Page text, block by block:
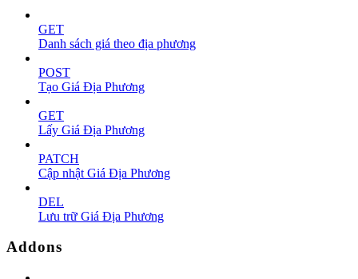
GET
Danh sách giá theo địa phương
POST
Tạo Giá Địa Phương
GET
Lấy Giá Địa Phương
PATCH
Cập nhật Giá Địa Phương
DEL
Lưu trữ Giá Địa Phương
Addons